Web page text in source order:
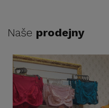
Naše prodejny